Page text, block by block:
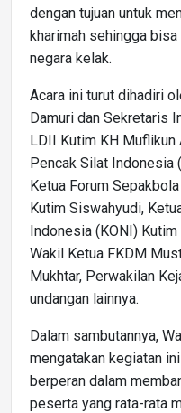
dengan tujuan untuk
kharimah sehingga
negara kelak.
Acara ini turut dihadiri
Damuri dan Sekretaris
LDII Kutim KH
Pencak Silat Indonesia
Ketua Forum
Kutim Siswahyudi,
Indonesia (KONI)
Wakil Ketua FKDM
Mukhtar, Perwakilan
undangan lainnya.
Dalam sambutannya,
mengatakan kegiatan
berperan dalam
peserta yang rata-rata